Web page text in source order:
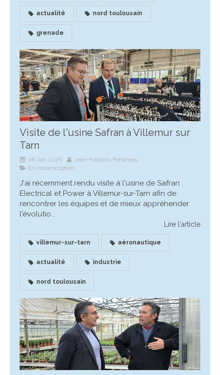
actualité nord toulousain
grenade
Visite de l'usine Safran à Villemur sur
Tarn
08 Jan 2026
Jean François Portarrieu
En circonscription
J'ai récemment rendu visite à l'usine de Safran
Electrical et Power à Villemur-sur-Tarn afin de
rencontrer les équipes et de mieux appréhender
l'évolutio...
Lire l'article
villemur-sur-tarn aéronautique
actualité industrie
nord toulousain